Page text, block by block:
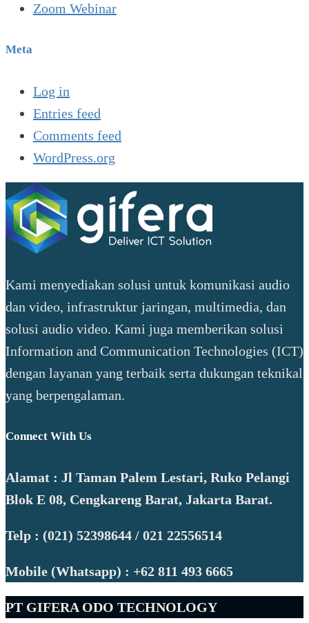
Zoom Webinar
Meta
Log in
Entries feed
Comments feed
WordPress.org
Kami menyediakan solusi untuk komunikasi audio
dan video, infrastruktur jaringan, multimedia, dan
solusi audio video. Kami juga memberikan solusi
Information and Communication Technologies (ICT)
dengan layanan yang terbaik serta dukungan teknikal
yang berpengalaman.
Connect With Us
Alamat : Jl Taman Palem Lestari, Ruko Pelangi
Blok E 08, Cengkareng Barat, Jakarta Barat.
Telp : (021) 52398644 / 021 22556514
Mobile (Whatsapp) : +62 811 493 6665
PT GIFERA ODO TECHNOLOGY